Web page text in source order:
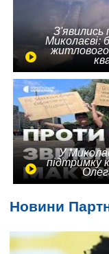
З'явились
Миколаєві:
житлового
У
підтримку